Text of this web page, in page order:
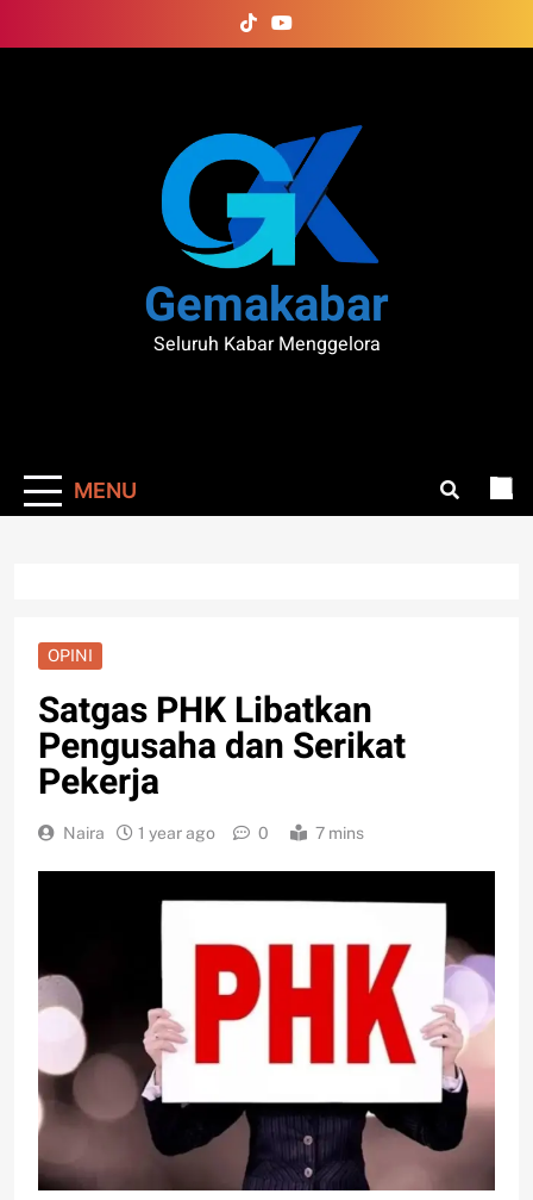
to
Gemakabar
Seluruh Kabar Menggelora
MENU
OPINI
Satgas PHK Libatkan
Pengusaha dan Serikat
Pekerja
Naira 1 year ago 0 7 mins